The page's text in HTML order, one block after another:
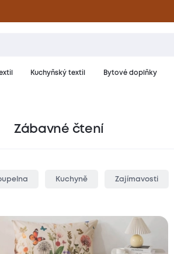
Kuchyňský textil Bytové doplňky
Zábavné čtení
Kuchyně Zajímavosti